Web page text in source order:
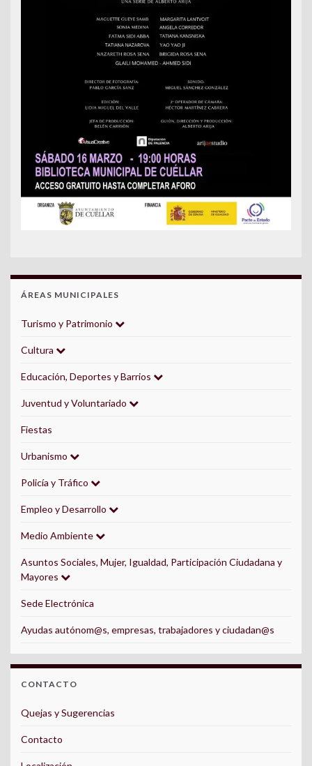
ÁREAS MUNICIPALES
Turismo y Patrimonio
Cultura
Educación, Deportes y Barrios
Juventud y Voluntariado
Fiestas
Urbanismo
Policía y Tráfico
Empleo y Desarrollo
Medio Ambiente
Asuntos Sociales, Mujer, Igualdad, Participación Ciudadana y
Mayores
Sede Electrónica
Ayudas autónom@s, empresas, trabajadores y ciudadan@s
CONTACTO
Quejas y Sugerencias
Contacto